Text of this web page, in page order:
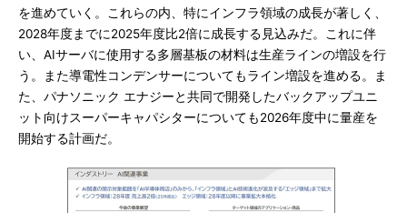
を進めていく。これらの内、特にインフラ領域の成長が著しく、
2028年度までに2025年度比2倍に成長する見込みだ。これに伴
い、AIサーバに使用する多層基板の材料は生産ラインの増設を行
う。また導電性コンデンサーについてもライン増設を進める。ま
た、パナソニック エナジーと共同で開発したバックアップユニ
ット向けスーパーキャパシターについても2026年度中に量産を
開始する計画だ。